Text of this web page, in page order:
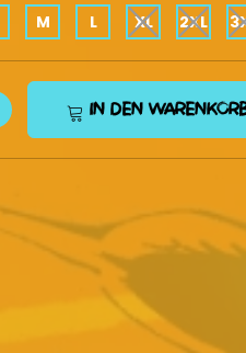
M L XL 2XL
IN DEN